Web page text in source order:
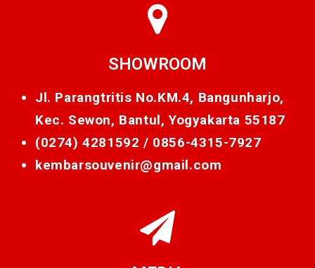
SHOWROOM
Jl. Parangtritis No.KM.4, Bangunharjo,
Kec. Sewon, Bantul, Yogyakarta 55187
(0274) 4281592 / 0856-4315-7927
kembarsouvenir@gmail.com